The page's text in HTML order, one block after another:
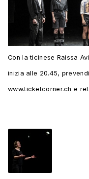
Con la ticinese Raissa
inizia alle 20.45,
www.ticketcorner.ch e